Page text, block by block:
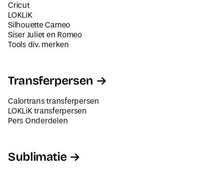
Cricut
LOKLiK
Silhouette Cameo
Siser Juliet en Romeo
Tools div. merken
Transferpersen
Calortrans transferpersen
LOKLiK transferpersen
Pers Onderdelen
Sublimatie